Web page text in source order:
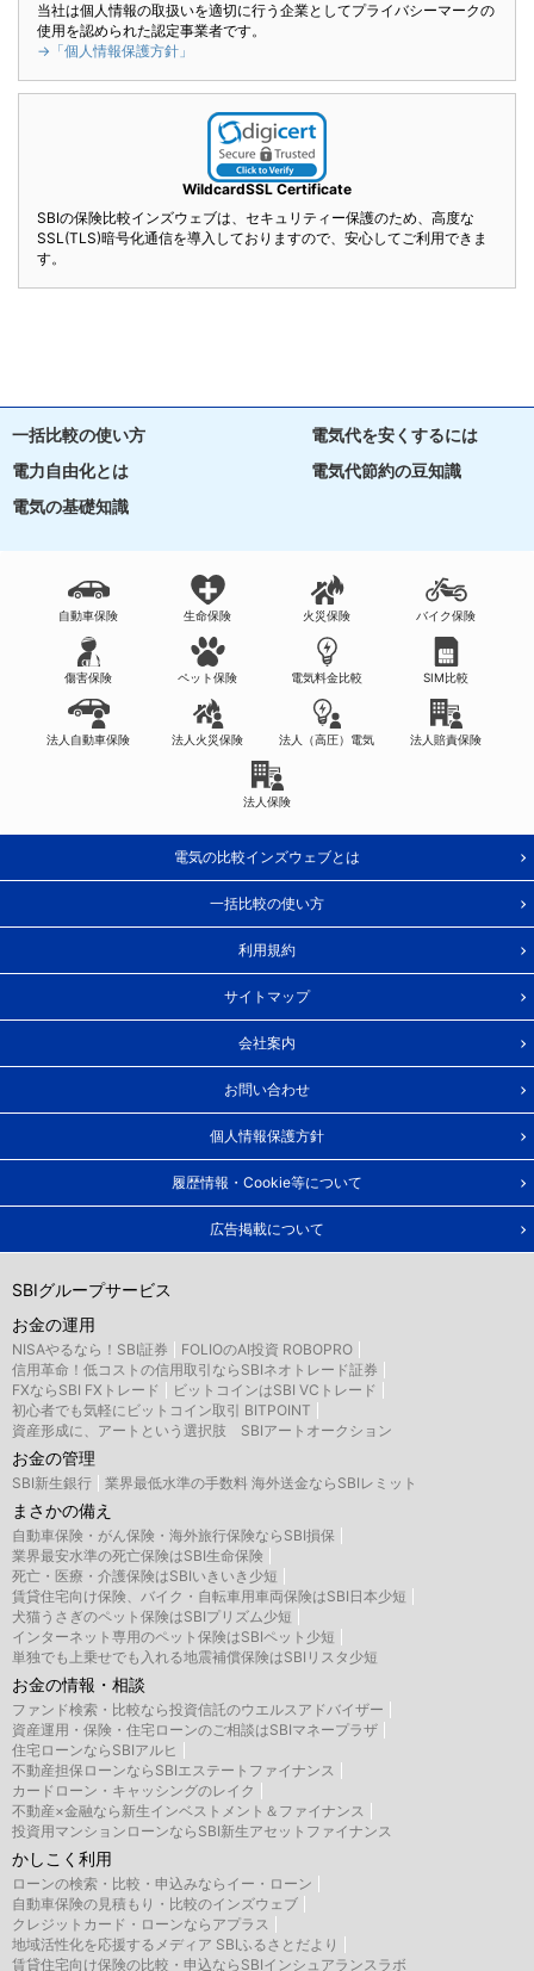
当社は個人情報の取扱いを適切に行う企業としてプライバシーマークの
使用を認められた認定事業者です。
→「個人情報保護方針」
WildcardSSL Certificate
SBIの保険比較インズウェブは、セキュリティー保護のため、高度な
SSL(TLS)暗号化通信を導入しておりますので、安心してご利用できま
す。
一括比較の使い方
電気代を安くするには
電力自由化とは
電気代節約の豆知識
電気の基礎知識
自動車保険 生命保険 火災保険 バイク保険
傷害保険 ペット保険 電気料金比較 SIM比較
法人自動車保険 法人火災保険 法人（高圧）電気 法人賠責保険
法人保険
電気の比較インズウェブとは
一括比較の使い方
利用規約
サイトマップ
会社案内
お問い合わせ
個人情報保護方針
履歴情報・Cookie等について
広告掲載について
SBIグループサービス
お金の運用
NISAやるなら！SBI証券
FOLIOのAI投資 ROBOPRO
信用革命！低コストの信用取引ならSBIネオトレード証券
FXならSBI FXトレード
ビットコインはSBI VCトレード
初心者でも気軽にビットコイン取引 BITPOINT
資産形成に、アートという選択肢 SBIアートオークション
お金の管理
SBI新生銀行 業界最低水準の手数料 海外送金ならSBIレミット
まさかの備え
自動車保険・がん保険・海外旅行保険ならSBI損保
業界最安水準の死亡保険はSBI生命保険
死亡・医療・介護保険はSBIいきいき少短
賃貸住宅向け保険、バイク・自転車用車両保険はSBI日本少短
犬猫うさぎのペット保険はSBIプリズム少短
インターネット専用のペット保険はSBIペット少短
単独でも上乗せでも入れる地震補償保険はSBIリスタ少短
お金の情報・相談
ファンド検索・比較なら投資信託のウエルスアドバイザー
資産運用・保険・住宅ローンのご相談はSBIマネープラザ
住宅ローンならSBIアルヒ
不動産担保ローンならSBIエステートファイナンス
カードローン・キャッシングのレイク
不動産×金融なら新生インベストメント＆ファイナンス
投資用マンションローンならSBI新生アセットファイナンス
かしこく利用
ローンの検索・比較・申込みならイー・ローン
自動車保険の見積もり・比較のインズウェブ
クレジットカード・ローンならアプラス
地域活性化を応援するメディア SBIふるさとだより
賃貸住宅向け保険の比較・申込ならSBIインシュアランスラボ